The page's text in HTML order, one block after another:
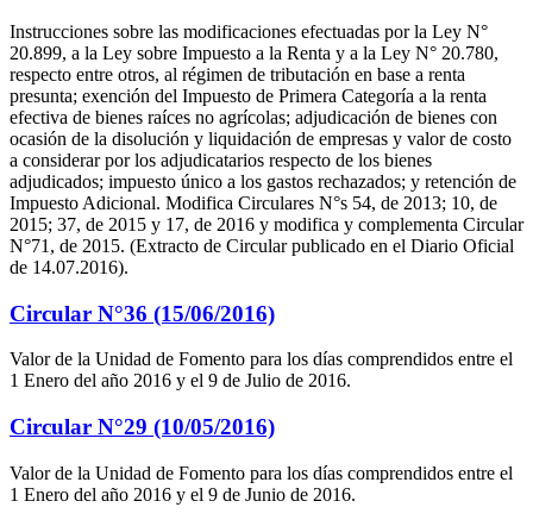
Instrucciones sobre las modificaciones efectuadas por la Ley N°
20.899, a la Ley sobre Impuesto a la Renta y a la Ley N° 20.780,
respecto entre otros, al régimen de tributación en base a renta
presunta; exención del Impuesto de Primera Categoría a la renta
efectiva de bienes raíces no agrícolas; adjudicación de bienes con
ocasión de la disolución y liquidación de empresas y valor de costo
a considerar por los adjudicatarios respecto de los bienes
adjudicados; impuesto único a los gastos rechazados; y retención de
Impuesto Adicional. Modifica Circulares N°s 54, de 2013; 10, de
2015; 37, de 2015 y 17, de 2016 y modifica y complementa Circular
N°71, de 2015. (Extracto de Circular publicado en el Diario Oficial
de 14.07.2016).
Circular N°36 (15/06/2016)
Valor de la Unidad de Fomento para los días comprendidos entre el
1 Enero del año 2016 y el 9 de Julio de 2016.
Circular N°29 (10/05/2016)
Valor de la Unidad de Fomento para los días comprendidos entre el
1 Enero del año 2016 y el 9 de Junio de 2016.